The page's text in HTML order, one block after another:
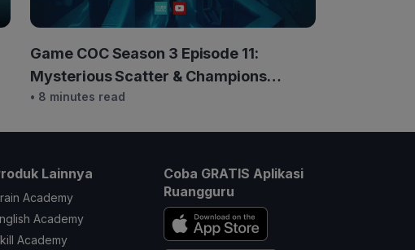
Game COC Season 3 Episode 11:
Mysterious Scatter & Champions
Residence
• 8 minutes read
Lainnya
Academy
Academy
Academy
Coba GRATIS Aplikasi
Ruangguru